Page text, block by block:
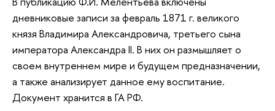
дневниковые записи за февраль 1871 г. великого
князя Владимира Александровича, третьего сына
императора Александра II. В них он размышляет о
своем внутреннем мире и будущем предназначении,
а также анализирует данное ему воспитание.
Документ хранится в ГА РФ.